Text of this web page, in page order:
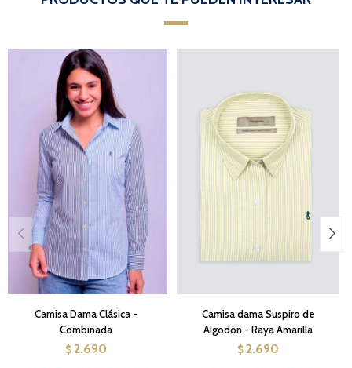
Camisa Dama Clásica -
Combinada
$ 2.690
Camisa dama Suspiro de
Algodón - Raya Amarilla
$ 2.690